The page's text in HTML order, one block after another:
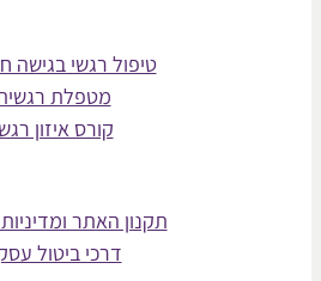
טיפול רגשי בגישה חווייתית
מטפלת רגשית
קורס איזון רגשי
תקנון האתר ומדיניות פרטיות
דרכי ביטול עסקה